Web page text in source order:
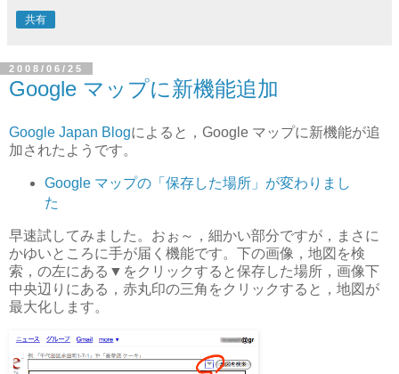
共有
2008/06/25
Google マップに新機能追加
Google Japan Blogによると，Google マップに新機能が追
加されたようです。
Google マップの「保存した場所」が変わりまし
た
早速試してみました。おぉ～，細かい部分ですが，まさに
かゆいところに手が届く機能です。下の画像，地図を検
索，の左にある▼をクリックすると保存した場所，画像下
中央辺りにある，赤丸印の三角をクリックすると，地図が
最大化します。